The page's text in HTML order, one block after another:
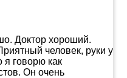
Доктор хороший.
человек, руки у
я говорю как
Он очень